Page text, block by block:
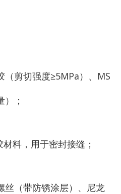
（剪切强度≥5MPa）、MS
；
料，用于密封接缝；
丝（带防锈涂层）、尼龙